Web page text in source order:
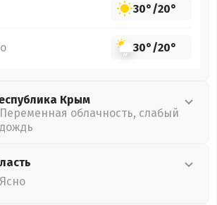
30°/20°
30°/20°
Крым
Переменная облачность, слабый
дождь
Ясно